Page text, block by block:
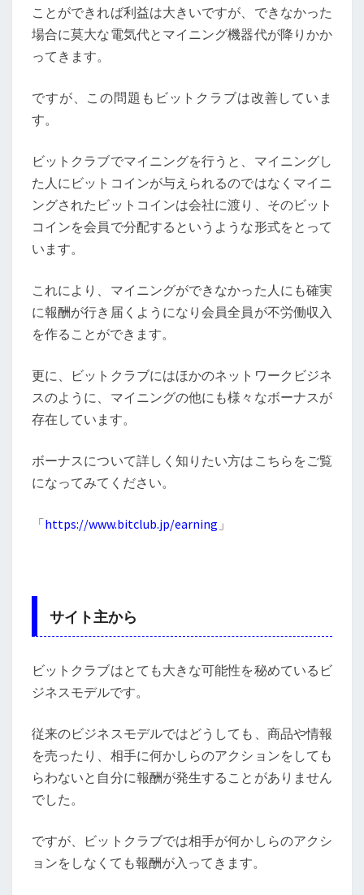
ことができれば利益は大きいですが、できなかった
場合に莫大な電気代とマイニング機器代が降りかか
ってきます。
ですが、この問題もビットクラブは改善していま
す。
ビットクラブでマイニングを行うと、マイニングし
た人にビットコインが与えられるのではなくマイニ
ングされたビットコインは会社に渡り、そのビット
コインを会員で分配するというような形式をとって
います。
これにより、マイニングができなかった人にも確実
に報酬が行き届くようになり会員全員が不労働収入
を作ることができます。
更に、ビットクラブにはほかのネットワークビジネ
スのように、マイニングの他にも様々なボーナスが
存在しています。
ボーナスについて詳しく知りたい方はこちらをご覧
になってみてください。
「https://www.bitclub.jp/earning 」
サイト主から
ビットクラブはとても大きな可能性を秘めているビ
ジネスモデルです。
従来のビジネスモデルではどうしても、商品や情報
を売ったり、相手に何かしらのアクションをしても
らわないと自分に報酬が発生することがありません
でした。
ですが、ビットクラブでは相手が何かしらのアクシ
ョンをしなくても報酬が入ってきます。